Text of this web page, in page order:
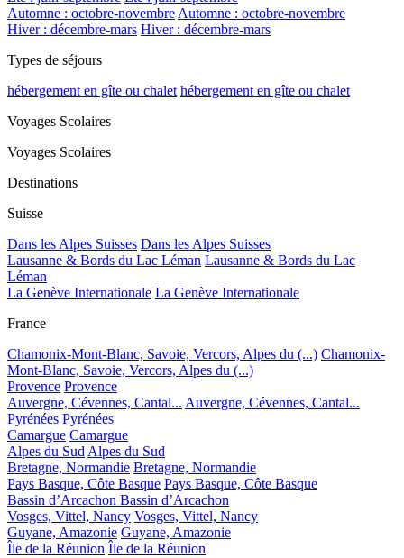
Automne : octobre-novembreAutomne : octobre-novembre
Hiver : décembre-mars Hiver : décembre-mars
Types de séjours
hébergement en gîte ou chalet hébergement en gîte ou chalet
Voyages Scolaires
Voyages Scolaires
Destinations
Suisse
Dans les Alpes Suisses Dans les Alpes Suisses
Lausanne & Bords du Lac Léman Lausanne & Bords du Lac
Léman
La Genève Internationale La Genève Internationale
France
Chamonix-Mont-Blanc, Savoie, Vercors, Alpes du (...) Chamonix-
Mont-Blanc, Savoie, Vercors, Alpes du (...)
Provence Provence
Auvergne, Cévennes, Cantal... Auvergne, Cévennes, Cantal...
Pyrénées Pyrénées
Camargue Camargue
Alpes du SudAlpes du Sud
Bretagne, Normandie Bretagne, Normandie
Pays Basque, Côte Basque Pays Basque, Côte Basque
Bassin d’Arcachon Bassin d’Arcachon
Vosges, Vittel, Nancy Vosges, Vittel, Nancy
Guyane, Amazonie Guyane, Amazonie
Île de la Réunion Île de la Réunion